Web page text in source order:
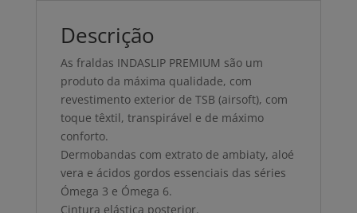
Descrição
As fraldas INDASLIP PREMIUM são um
produto da máxima qualidade, com
revestimento exterior de TSB (airsoft), com
toque têxtil, transpirável e de máximo
conforto.
Dermobandas com extrato de ambiaty, aloé
vera e ácidos gordos essenciais das séries
Ómega 3 e Ómega 6.
Cintura elástica posterior.